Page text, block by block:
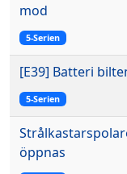
mod
5-Serien
[E39] Batteri
5-Serien
öppnas